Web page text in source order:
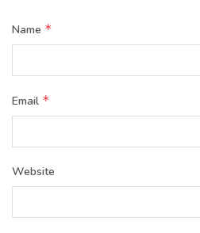
Name *
Email *
Website